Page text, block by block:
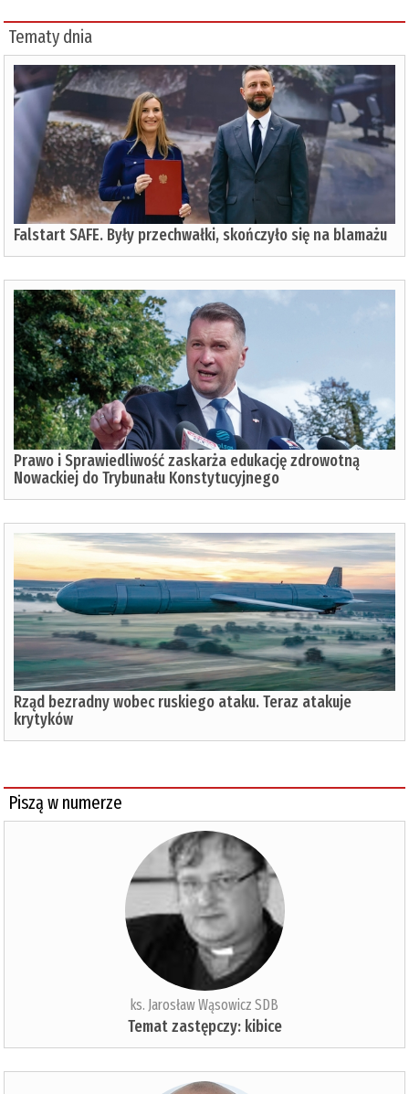
Tematy dnia
Falstart SAFE. Były przechwałki, skończyło się na blamażu
Prawo i Sprawiedliwość zaskarża edukację zdrowotną
Nowackiej do Trybunału Konstytucyjnego
Rząd bezradny wobec ruskiego ataku. Teraz atakuje
krytyków
Piszą w numerze
ks. Jarosław Wąsowicz SDB
Temat zastępczy: kibice